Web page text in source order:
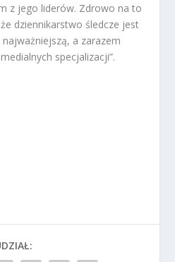
z jego liderów. Zdrowo na to
dziennikarstwo śledcze jest
a zarazem
specjalizacji”.